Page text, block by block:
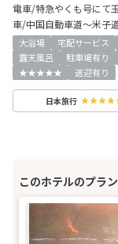
電車/特急やくも号にて
車/中国自動車道～米子
大浴場 宅配サービス
露天風呂
駐車場有り
★★★★★
送迎有り
日本旅行